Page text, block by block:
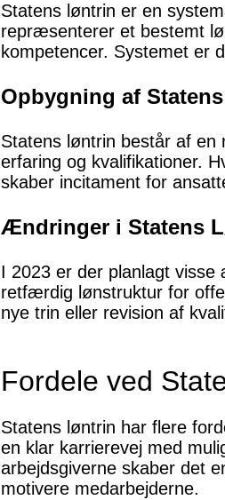
Statens løntrin er en
repræsenterer et bestemt
kompetencer. Systemet er
Opbygning af
Statens løntrin består af
erfaring og kvalifikationer.
skaber incitament for
Ændringer i Statens
I 2023 er der planlagt
retfærdig lønstruktur for
nye trin eller revision af
Fordele ved
Statens løntrin har flere
en klar karrierevej med
arbejdsgiverne skaber det
motivere medarbejderne.